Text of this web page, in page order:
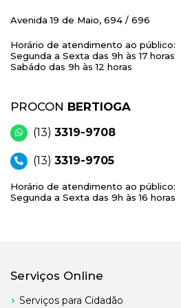
Avenida 19 de Maio, 694 / 696
Horário de atendimento ao público:
Segunda a Sexta das 9h às 17 horas
Sabádo das 9h às 12 horas
PROCON BERTIOGA
(13) 3319-9708
(13) 3319-9705
Horário de atendimento ao público:
Segunda a Sexta das 9h às 16 horas
Serviços Online
Serviços para Cidadão